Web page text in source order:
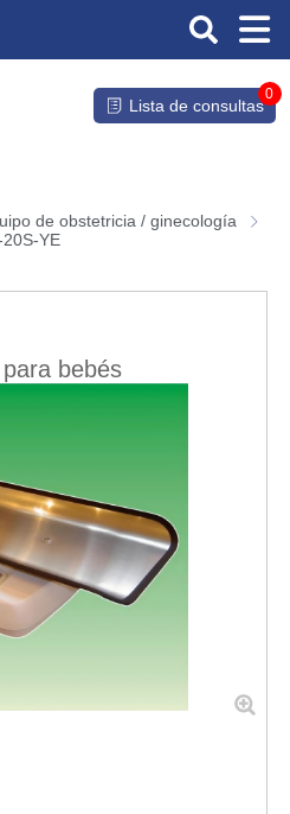
Lista de consultas
0
de obstetricia / ginecología
20S-YE
bebés